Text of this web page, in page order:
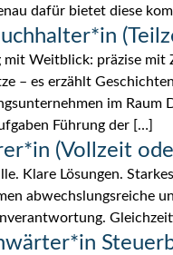
dafür bietet diese
mit Weitblick: präzise mit
– es erzählt
im
Führung der […]
(Vollzeit
Klare Lösungen.
abwechslungsreiche